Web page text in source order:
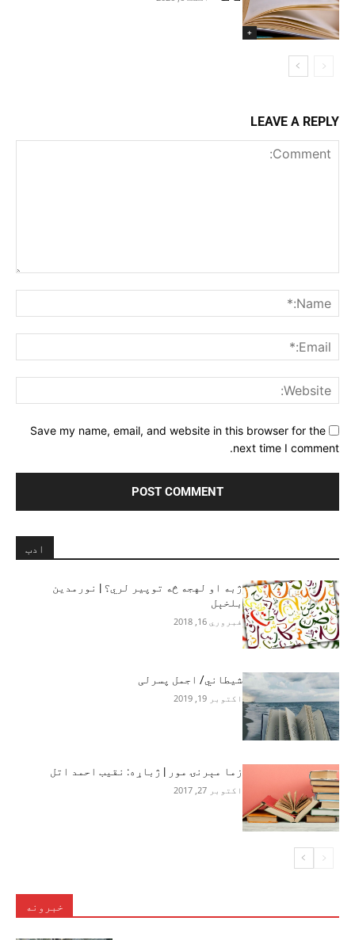
+
LEAVE A REPLY
Save my name, email, and website in this browser for the
next time I comment.
ادب
ژبه او لهجه څه توپیر لري؟ | نورمدین
بلخېل
فبروري 16, 2018
شیطاني/ اجمل پسرلی
اکتوبر 19, 2019
زما مېرنۍ مور | ژباړه: نقيب احمد اتل
اکتوبر 27, 2017
خبرونه